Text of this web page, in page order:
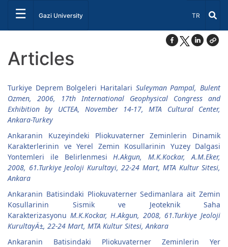
☰ Gazi University Select
TR
Articles
Turkiye Deprem Bolgeleri Haritalari Suleyman Pampal, Bulent
Ozmen, 2006, 17th International Geophysical Congress and
Exhibition by UCTEA, November 14-17, MTA Cultural Center,
Ankara-Turkey
Ankaranin Kuzeyindeki Pliokuvaterner Zeminlerin Dinamik
Karakterlerinin ve Yerel Zemin Kosullarinin Yuzey Dalgasi
Yontemleri ile BelirlenmesiH.Akgun, M.K.Kockar, A.M.Eker,
2008, 61.Turkiye Jeoloji Kurultayi, 22-24 Mart, MTA Kultur Sitesi,
Ankara
Ankaranin Batisindaki Pliokuvaterner Sedimanlara ait Zemin
Kosullarinin Sismik ve Jeoteknik Saha
Karakterizasyonu M.K.Kockar, H.Akgun, 2008, 61.Turkiye Jeoloji
KurultayÄ±, 22-24 Mart, MTA Kultur Sitesi, Ankara
Ankaranin Batisindaki Pliokuvaterner Zeminlerin Yer